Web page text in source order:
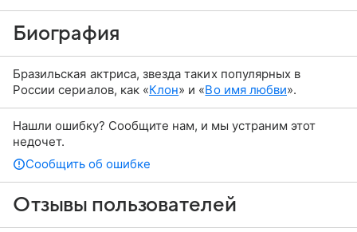
Биография
Бразильская актриса, звезда таких популярных в
России сериалов, как «Клон» и «Во имя любви».
Нашли ошибку? Сообщите нам, и мы устраним этот
недочет.
Сообщить об ошибке
Отзывы пользователей